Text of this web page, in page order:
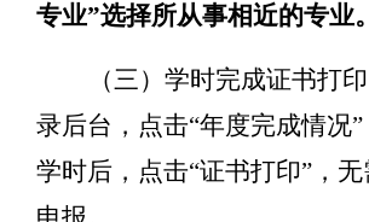
专业”选择所从事相近的专业。
（三） 学时完成证书打
录后台，点击“年度完成情况”
学时后，点击“证书打印” ，